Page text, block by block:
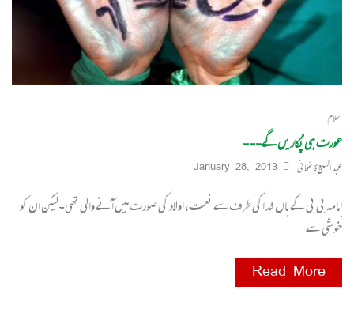
اسلام
عورت ہی پُکاریں گے۔۔۔
عبدالسیع قائمخانی January 28, 2013
اِمامہ بی بی کے ہاں خداکی طرف سے نعمت، اولاد کی صورت میں آنے والی تھی۔لیکن ان کو
خوشی سے
Read More